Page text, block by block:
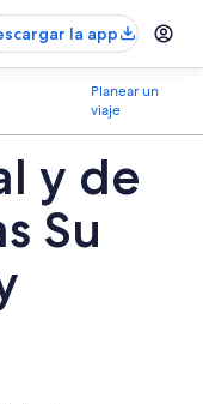
la app
Planear un
viaje
y de
Su